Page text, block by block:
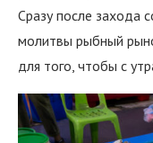
Сразу после захода
молитвы рыбный
для того, чтобы с